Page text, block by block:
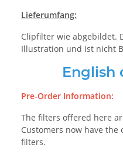
Lieferumfang:
Clipfilter wie abgebildet.
Illustration und ist nicht
English
Pre-Order Information:
The filters offered here
Customers now have
filters.